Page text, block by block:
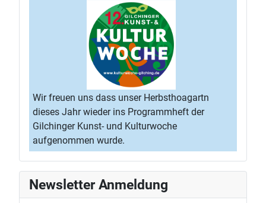
Wir freuen uns dass unser Herbsthoagartn
dieses Jahr wieder ins Programmheft der
Gilchinger Kunst- und Kulturwoche
aufgenommen wurde.
Newsletter Anmeldung